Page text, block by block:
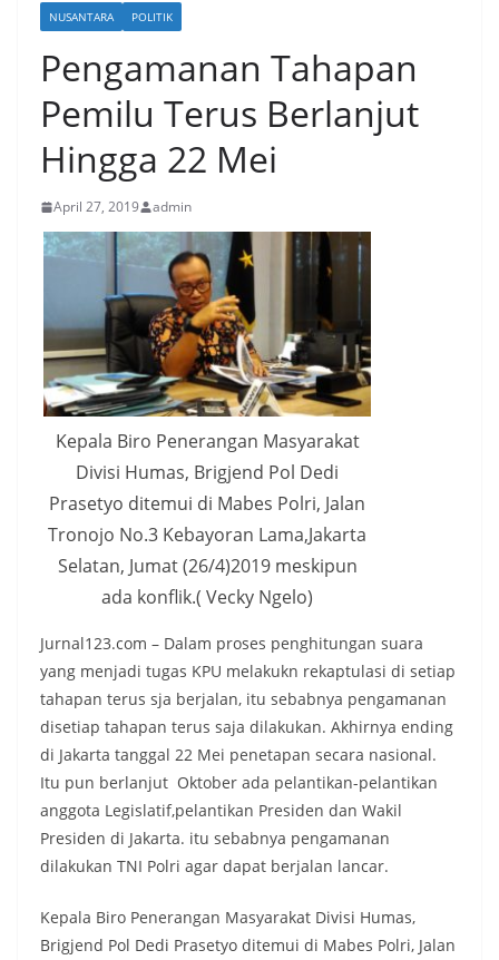
NUSANTARA POLITIK
Pengamanan Tahapan
Pemilu Terus Berlanjut
Hingga 22 Mei
April 27, 2019 admin
Kepala Biro Penerangan Masyarakat
Divisi Humas, Brigjend Pol Dedi
Prasetyo ditemui di Mabes Polri, Jalan
Tronojo No.3 Kebayoran Lama,Jakarta
Selatan, Jumat (26/4)2019 meskipun
ada konflik.( Vecky Ngelo)
Jurnal123.com – Dalam proses penghitungan suara
yang menjadi tugas KPU melakukn rekaptulasi di setiap
tahapan terus sja berjalan, itu sebabnya pengamanan
disetiap tahapan terus saja dilakukan. Akhirnya ending
di Jakarta tanggal 22 Mei penetapan secara nasional.
Itu pun berlanjut Oktober ada pelantikan-pelantikan
anggota Legislatif,pelantikan Presiden dan Wakil
Presiden di Jakarta. itu sebabnya pengamanan
dilakukan TNI Polri agar dapat berjalan lancar.
Kepala Biro Penerangan Masyarakat Divisi Humas,
Brigjend Pol Dedi Prasetyo ditemui di Mabes Polri, Jalan